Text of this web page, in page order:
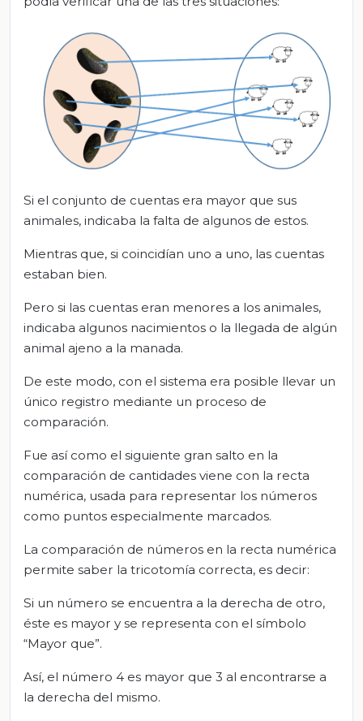
Si el conjunto de cuentas era mayor que sus
animales, indicaba la falta de algunos de estos.
Mientras que, si coincidían uno a uno, las cuentas
estaban bien.
Pero si las cuentas eran menores a los animales,
indicaba algunos nacimientos o la llegada de algún
animal ajeno a la manada.
De este modo, con el sistema era posible llevar un
único registro mediante un proceso de
comparación.
Fue así como el siguiente gran salto en la
comparación de cantidades viene con la recta
numérica, usada para representar los números
como puntos especialmente marcados.
La comparación de números en la recta numérica
permite saber la tricotomía correcta, es decir:
Si un número se encuentra a la derecha de otro,
éste es mayor y se representa con el símbolo
“Mayor que”.
Así, el número 4 es mayor que 3 al encontrarse a
la derecha del mismo.